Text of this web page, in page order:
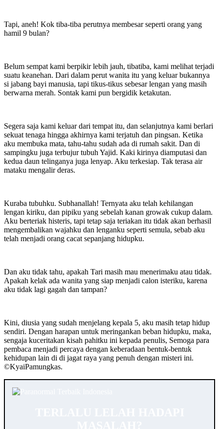
Tapi, aneh! Kok tiba-tiba perutnya membesar seperti orang yang
hamil 9 bulan?
Belum sempat kami berpikir lebih jauh, tibatiba, kami melihat terjadi
suatu keanehan. Dari dalam perut wanita itu yang keluar bukannya
si jabang bayi manusia, tapi tikus-tikus sebesar lengan yang masih
berwarna merah. Sontak kami pun bergidik ketakutan.
Segera saja kami keluar dari tempat itu, dan selanjutnya kami berlari
sekuat tenaga hingga akhirnya kami terjatuh dan pingsan. Ketika
aku membuka mata, tahu-tahu sudah ada di rumah sakit. Dan di
sampingku juga terbujur tubuh Yajid. Kaki kirinya diamputasi dan
kedua daun telinganya juga lenyap. Aku terkesiap. Tak terasa air
mataku mengalir deras.
Kuraba tubuhku. Subhanallah! Ternyata aku telah kehilangan
lengan kiriku, dan pipiku yang sebelah kanan growak cukup dalam.
Aku berteriak histeris, tapi tetap saja teriakan itu tidak akan berhasil
mengembalikan wajahku dan lenganku seperti semula, sebab aku
telah menjadi orang cacat sepanjang hidupku.
Dan aku tidak tahu, apakah Tari masih mau menerimaku atau tidak.
Apakah kelak ada wanita yang siap menjadi calon isteriku, karena
aku tidak lagi gagah dan tampan?
Kini, diusia yang sudah menjelang kepala 5, aku masih tetap hidup
sendiri. Dengan harapan untuk meringankan beban hidupku, maka,
sengaja kuceritakan kisah pahitku ini kepada penulis, Semoga para
pembaca menjadi percaya dengan keberadaan bentuk-bentuk
kehidupan lain di di jagat raya yang penuh dengan misteri ini.
©️KyaiPamungkas.